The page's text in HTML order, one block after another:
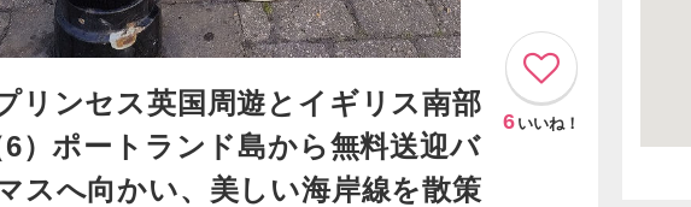
リンセス英国周遊とイギリス南部
）ポートランド島から無料送迎バ
スへ向かい、美しい海岸線を散策
6 いいね！